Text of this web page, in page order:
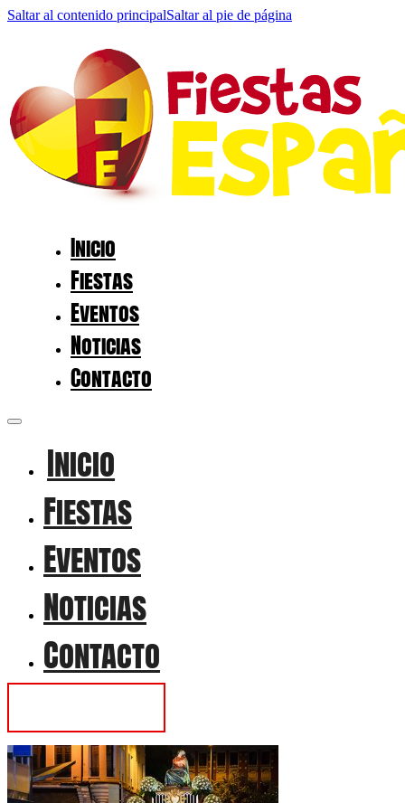
Saltar al contenido principalSaltar al pie de página
Inicio
Fiestas
Eventos
Noticias
Contacto
Inicio
Fiestas
Eventos
Noticias
Contacto